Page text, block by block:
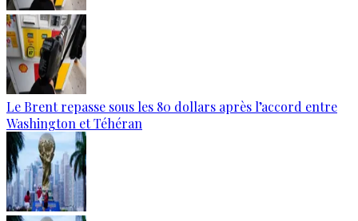
Le Brent repasse sous les 80 dollars après l’accord entre
Washington et Téhéran